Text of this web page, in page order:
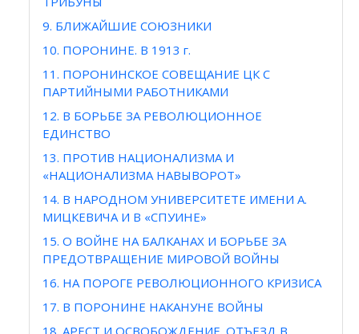
9. БЛИЖАЙШИЕ СОЮЗНИКИ
10. ПОРОНИНЕ. В 1913 г.
11. ПОРОНИНСКОЕ СОВЕЩАНИЕ ЦК С
ПАРТИЙНЫМИ РАБОТНИКАМИ
12. В БОРЬБЕ ЗА РЕВОЛЮЦИОННОЕ
ЕДИНСТВО
13. ПРОТИВ НАЦИОНАЛИЗМА И
«НАЦИОНАЛИЗМА НАВЫВОРОТ»
14. В НАРОДНОМ УНИВЕРСИТЕТЕ ИМЕНИ А.
МИЦКЕВИЧА И В «СПУИНЕ»
15. О ВОЙНЕ НА БАЛКАНАХ И БОРЬБЕ ЗА
ПРЕДОТВРАЩЕНИЕ МИРОВОЙ ВОЙНЫ
16. НА ПОРОГЕ РЕВОЛЮЦИОННОГО КРИЗИСА
17. В ПОРОНИНЕ НАКАНУНЕ ВОЙНЫ